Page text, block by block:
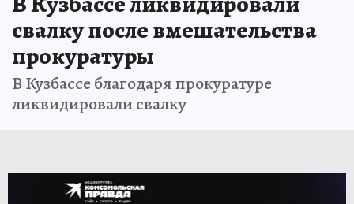
свалку после вмешательства
прокуратуры
В Кузбассе благодаря прокуратуре
ликвидировали свалку